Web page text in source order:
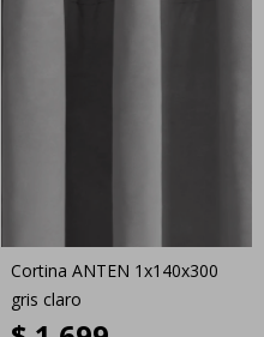
Cortina ANTEN 1x140x300
gris claro